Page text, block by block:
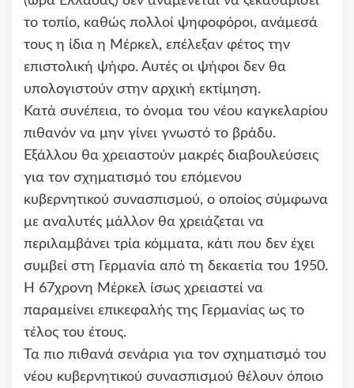
το τοπίο, καθώς πολλοί ψηφοφόροι, ανάμεσά
τους η ίδια η Μέρκελ, επέλεξαν φέτος την
επιστολική ψήφο. Αυτές οι ψήφοι δεν θα
υπολογιστούν στην αρχική εκτίμηση.
Κατά συνέπεια, το όνομα του νέου καγκελαρίου
πιθανόν να μην γίνει γνωστό το βράδυ.
Εξάλλου θα χρειαστούν μακρές διαβουλεύσεις
για τον σχηματισμό του επόμενου
κυβερνητικού συνασπισμού, ο οποίος σύμφωνα
με αναλυτές μάλλον θα χρειάζεται να
περιλαμβάνει τρία κόμματα, κάτι που δεν έχει
συμβεί στη Γερμανία από τη δεκαετία του 1950.
Η 67χρονη Μέρκελ ίσως χρειαστεί να
παραμείνει επικεφαλής της Γερμανίας ως το
τέλος του έτους.
Τα πιο πιθανά σενάρια για τον σχηματισμό του
νέου κυβερνητικού συνασπισμού θέλουν όποιο